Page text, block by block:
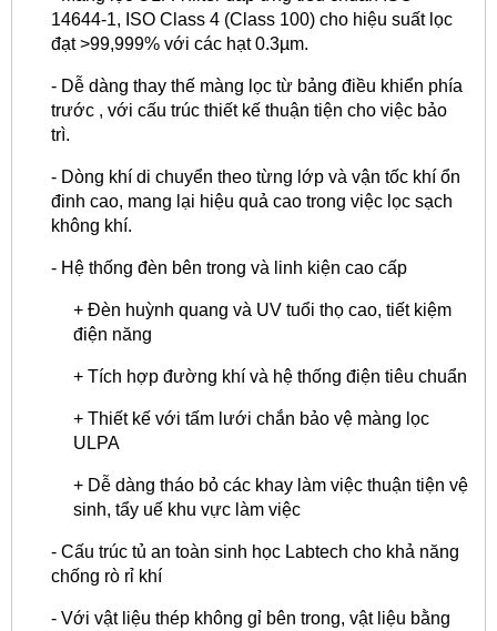
14644-1, ISO Class 4 (Class 100) cho hiệu suất lọc
đạt >99,999% với các hạt 0.3µm.
- Dễ dàng thay thế màng lọc từ bảng điều khiển phía
trước , với cấu trúc thiết kế thuận tiện cho việc bảo
trì.
- Dòng khí di chuyển theo từng lớp và vận tốc khí ổn
đinh cao, mang lại hiệu quả cao trong việc lọc sạch
không khí.
- Hệ thống đèn bên trong và linh kiện cao cấp
+ Đèn huỳnh quang và UV tuổi thọ cao, tiết kiệm
điện năng
+ Tích hợp đường khí và hệ thống điện tiêu chuẩn
+ Thiết kế với tấm lưới chắn bảo vệ màng lọc
ULPA
+ Dễ dàng tháo bỏ các khay làm việc thuận tiện vệ
sinh, tẩy uế khu vực làm việc
- Cấu trúc tủ an toàn sinh học Labtech cho khả năng
chống rò rỉ khí
- Với vật liệu thép không gỉ bên trong, vật liệu bằng